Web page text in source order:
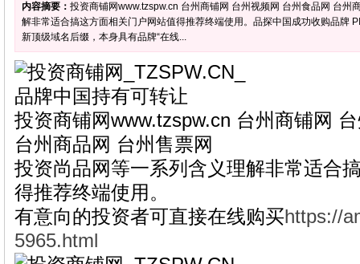
内容摘要： 投资商铺网www.tzspw.cn 台州商铺网 台州视频网 台州食品网 台州
解非常适合搞这方面相关门户网站值得推荐终端使用。品探中国成功收购品牌
新顶级域名后缀，本身具有品牌“在线...
投资商铺网www.tzspw.cn 台州商铺网
台州商品网 台州售票网
投资尚品网等一系列含义理解非常适合
得推荐终端使用。
有意向的投资者可直接在线购买https://
5965.html